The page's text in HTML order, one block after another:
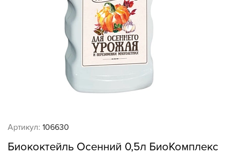
Артикул: 106630
Биококтейль Осенний 0,5л БиоКомплекс